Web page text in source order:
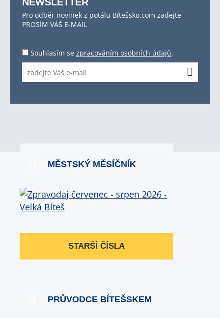
Pro odběr novinek z potálu Bítešsko.com zadejte
PROSÍM VÁŠ E-MAIL
Souhlasím se zpracováním osobních údajů.
MĚSTSKÝ MĚSÍČNÍK
STARŠÍ ČÍSLA
PRŮVODCE BÍTEŠSKEM